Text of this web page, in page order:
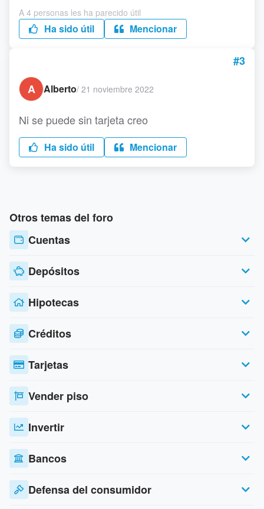
A 4 personas les ha parecido útil
Ha sido útil Mencionar
#3
A
Alberto/ 21 noviembre 2022
Ni se puede sin tarjeta creo
Ha sido útil Mencionar
Otros temas del foro
Cuentas
Depósitos
Hipotecas
Créditos
Tarjetas
Vender piso
Invertir
Bancos
Defensa del consumidor